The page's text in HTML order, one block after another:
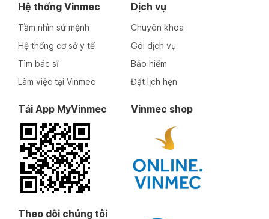
Hệ thống Vinmec
Tầm nhìn sứ mệnh
Hệ thống cơ sở y tế
Tìm bác sĩ
Làm việc tại Vinmec
Dịch vụ
Chuyên khoa
Gói dịch vụ
Bảo hiểm
Đặt lịch hẹn
Tải App MyVinmec Vinmec shop
Theo dõi chúng tôi